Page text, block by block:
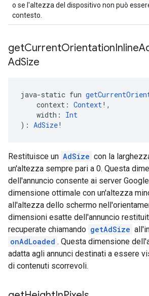
o se l'altezza del dispositivo non può
contesto.
getCurrentOrientationInline
AdSize
java-static fun
context: Context!,
width: Int
): AdSize!
Restituisce un AdSize con la
un'altezza sempre pari a 0. Questa
dell'annuncio consente ai server
dimensione ottimale con un'altezza
all'altezza dello schermo
dimensioni esatte dell'annuncio
recuperate chiamando getAdSize
onAdLoaded . Questa dimensione
adatta agli annunci destinati a essere
di contenuti scorrevoli.